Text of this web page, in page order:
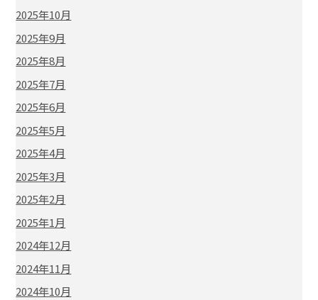
2025年10月
2025年9月
2025年8月
2025年7月
2025年6月
2025年5月
2025年4月
2025年3月
2025年2月
2025年1月
2024年12月
2024年11月
2024年10月